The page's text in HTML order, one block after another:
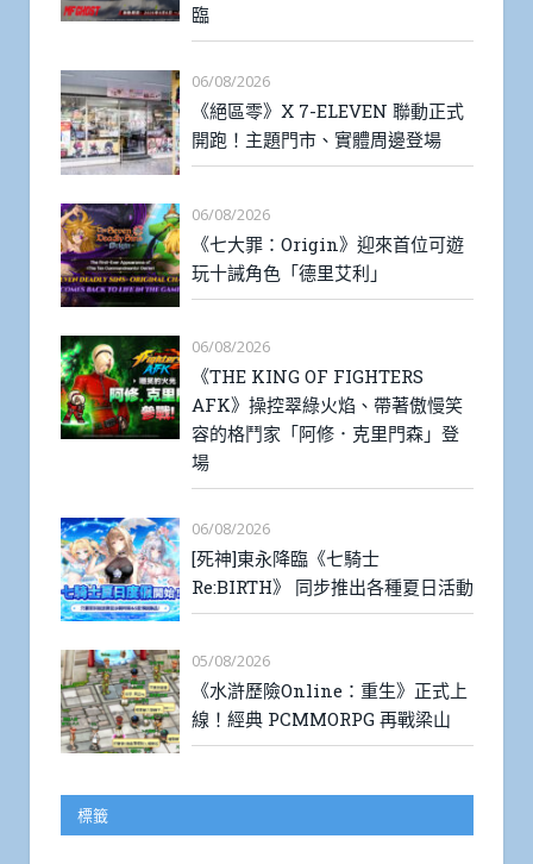
臨
06/08/2026
《絕區零》X 7-ELEVEN 聯動正式
開跑！主題門市、實體周邊登場
06/08/2026
《七大罪：Origin》迎來首位可遊
玩十誡角色「德里艾利」
06/08/2026
《THE KING OF FIGHTERS
AFK》操控翠綠火焰、帶著傲慢笑
容的格鬥家「阿修．克里門森」登
場
06/08/2026
[死神]東永降臨《七騎士
Re:BIRTH》 同步推出各種夏日活動
05/08/2026
《水滸歷險Online：重生》正式上
線！經典 PCMMORPG 再戰梁山
標籤